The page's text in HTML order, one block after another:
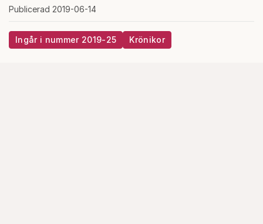
Publicerad 2019-06-14
Ingår i nummer 2019-25 Krönikor